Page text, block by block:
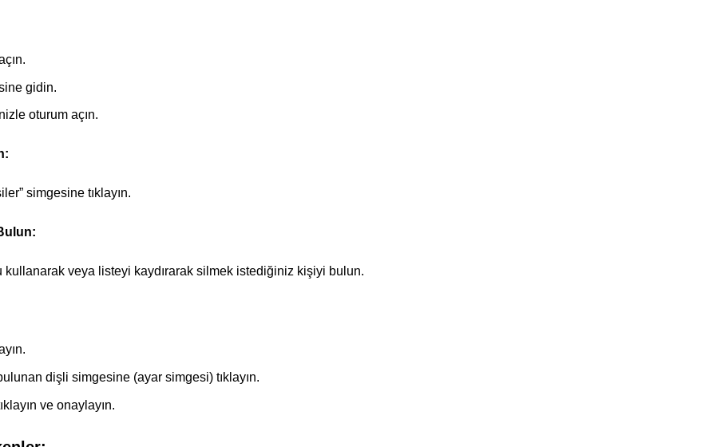
gidin.
oturum açın.
simgesine tıklayın.
kullanarak veya listeyi kaydırarak silmek istediğiniz kişiyi bulun.
dişli simgesine (ayar simgesi) tıklayın.
ve onaylayın.